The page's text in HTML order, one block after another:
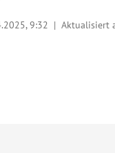
9:32 | Aktualisiert